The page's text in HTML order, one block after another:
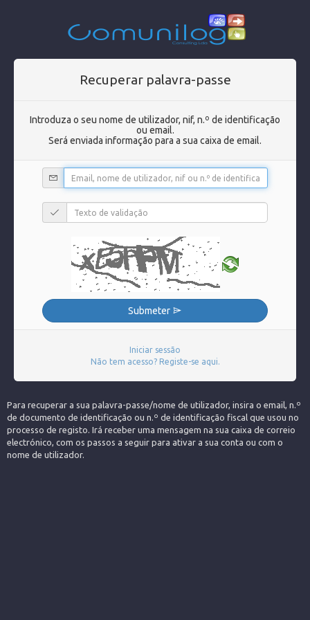
Recuperar palavra-passe
Introduza o seu nome de utilizador, nif, n.º de identificação
ou email.
Será enviada informação para a sua caixa de email.
Submeter
Iniciar sessão
Não tem acesso? Registe-se aqui.
Para recuperar a sua palavra-passe/nome de utilizador, insira o email, n.º
de documento de identificação ou n.º de identificação fiscal que usou no
processo de registo. Irá receber uma mensagem na sua caixa de correio
electrónico, com os passos a seguir para ativar a sua conta ou com o
nome de utilizador.